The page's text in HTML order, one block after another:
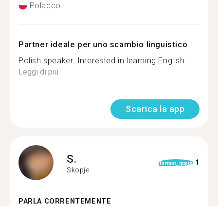
Polacco
Partner ideale per uno scambio linguistico
Polish speaker. Interested in learning English...
Leggi di più
Scarica la app
S.
Skopje
format_quote 1
PARLA CORRENTEMENTE